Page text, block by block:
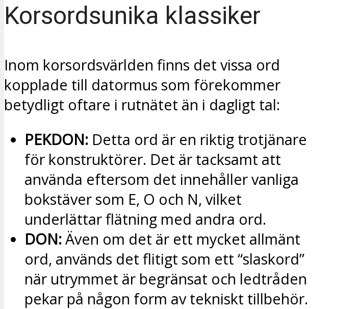
Korsordsunika klassiker
Inom korsordsvärlden finns det vissa ord
kopplade till datormus som förekommer
betydligt oftare i rutnätet än i dagligt tal:
PEKDON: Detta ord är en riktig trotjänare
för konstruktörer. Det är tacksamt att
använda eftersom det innehåller vanliga
bokstäver som E, O och N, vilket
underlättar flätning med andra ord.
DON:Även om det är ett mycket allmänt
ord, används det flitigt som ett “slaskord”
när utrymmet är begränsat och ledtråden
pekar på någon form av tekniskt tillbehör.